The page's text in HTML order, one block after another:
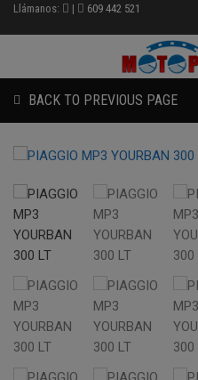
Llámanos: | 609 442 521
BACK TO PREVIOUS PAGE